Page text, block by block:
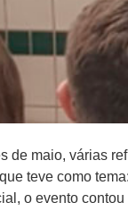
de maio, várias
teve como
o evento